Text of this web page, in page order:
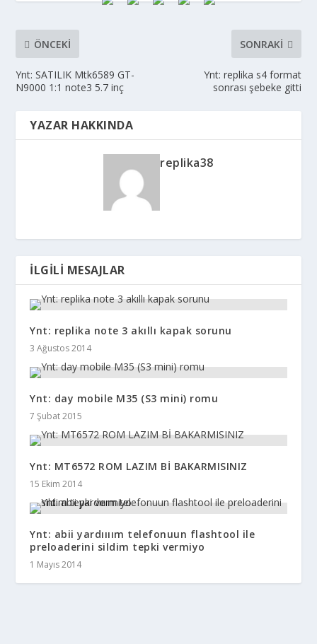
ÖNCEKI
Ynt: SATILIK Mtk6589 GT-
N9000 1:1 note3 5.7 inç
SONRAKI
Ynt: replika s4 format
sonrası şebeke gitti
YAZAR HAKKINDA
replika38
İLGILI MESAJLAR
Ynt: replika note 3 akıllı kapak sorunu
3 Ağustos 2014
Ynt: day mobile M35 (S3 mini) romu
7 Şubat 2015
Ynt: MT6572 ROM LAZIM Bİ BAKARMISINIZ
15 Ekim 2014
Ynt: abii yardıııım telefonuun flashtool ile
preloaderini sildim tepki vermiyo
1 Mayıs 2014